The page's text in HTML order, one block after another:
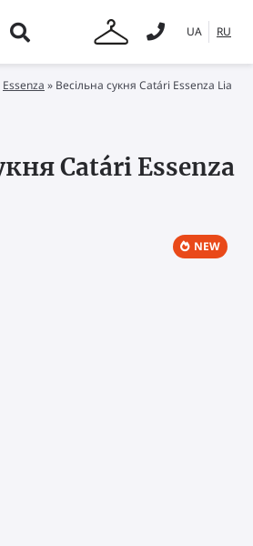
UA RU
Essenza » Весільна сукня Catári Essenza Lia
Catári Essenza
NEW